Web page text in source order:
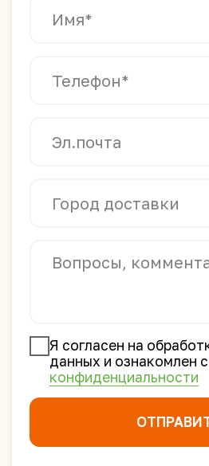
Главная
Контакты
Каталог
Лапша и рис быстрого
приготовления